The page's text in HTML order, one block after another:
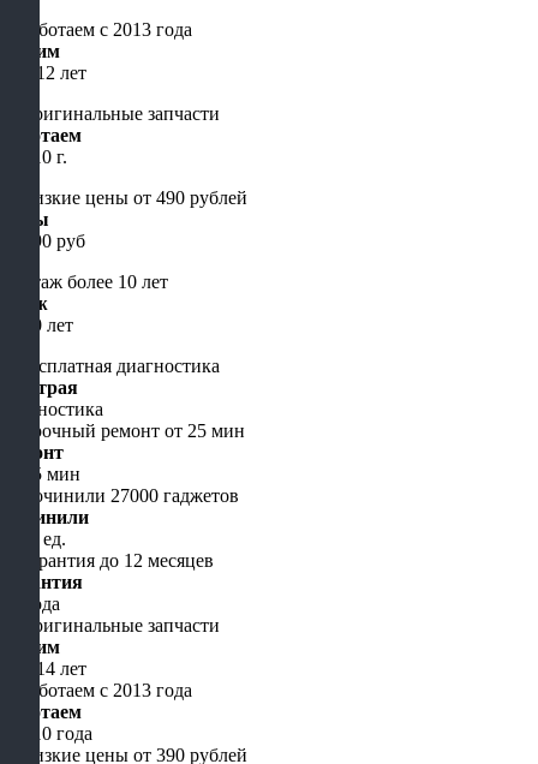
Чиним
уже 12 лет
Работаем
с 2010 г.
Цены
от 490 руб
Стаж
от 10 лет
Быстрая
диагностика
Ремонт
от 15 мин
Починили
5000 ед.
Гарантия
до года
Чиним
уже 14 лет
Работаем
с 2010 года